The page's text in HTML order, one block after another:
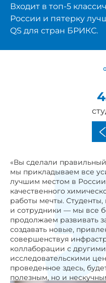
Входит в топ-5
России и пятерку
QS для стран БРИКС.
объем
«Вы сделали
мы прикладываем все
лучшим местом в
качественного
работы мечты.
и сотрудники ― мы все
продолжаем развивать
создавать новые,
совершенствуя
коллаборации с
исследовательскими
проведенное здесь,
полезным, но и